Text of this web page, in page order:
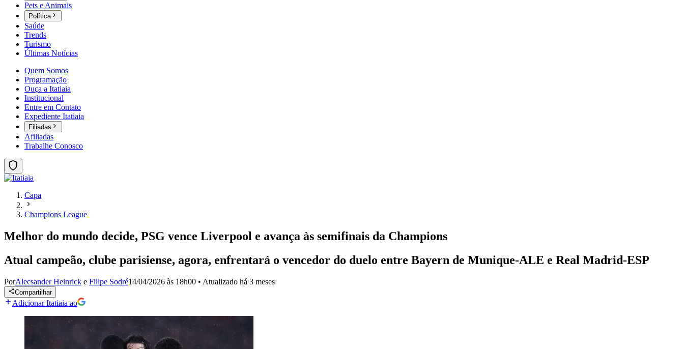
Pets e Animais
Política
Saúde
Trends
Turismo
Últimas Notícias
Quem Somos
Programação
Ouça a Itatiaia
Institucional
Entre em Contato
Expediente Itatiaia
Filiadas
Afiliadas
Trabalhe Conosco
Capa
Champions League
Melhor do mundo decide, PSG vence Liverpool e avança às semifinais da Champions
Atual campeão, clube parisiense, agora, enfrentará o vencedor do duelo entre Bayern de Munique-ALE e Real Madrid-ESP
PorAlecsander Heinrick e Filipe Sodré14/04/2026 às 18h00 • Atualizado há 3 meses
Compartilhar
Adicionar Itatiaia ao